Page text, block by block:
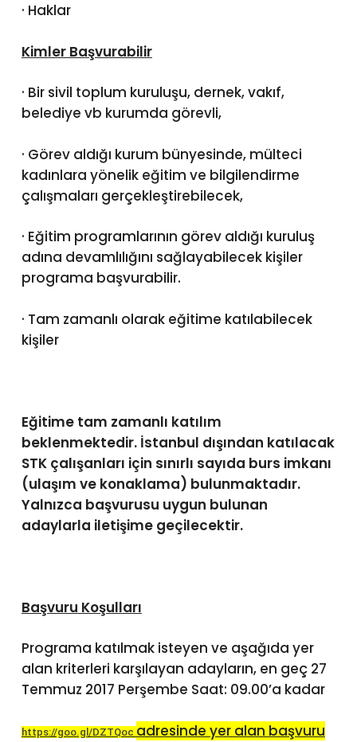
· Haklar
Kimler Başvurabilir
· Bir sivil toplum kuruluşu, dernek, vakıf,
belediye vb kurumda görevli,
· Görev aldığı kurum bünyesinde, mülteci
kadınlara yönelik eğitim ve bilgilendirme
çalışmaları gerçekleştirebilecek,
· Eğitim programlarının görev aldığı kuruluş
adına devamlılığını sağlayabilecek kişiler
programa başvurabilir.
· Tam zamanlı olarak eğitime katılabilecek
kişiler
Eğitime tam zamanlı katılım
beklenmektedir. İstanbul dışından katılacak
STK çalışanları için sınırlı sayıda burs imkanı
(ulaşım ve konaklama) bulunmaktadır.
Yalnızca başvurusu uygun bulunan
adaylarla iletişime geçilecektir.
Başvuru Koşulları
Programa katılmak isteyen ve aşağıda yer
alan kriterleri karşılayan adayların, en geç 27
Temmuz 2017 Perşembe Saat: 09.00’a kadar
https://goo.gl/DZTQoc adresinde yer alan başvuru